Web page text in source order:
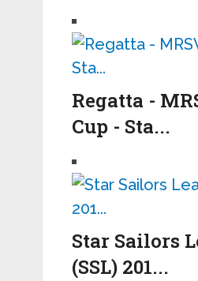
Regatta -
Cup - Sta...
Star Sailors
(SSL) 201...